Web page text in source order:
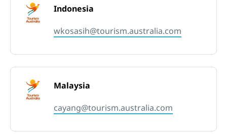
Indonesia
wkosasih@tourism.australia.com
Malaysia
cayang@tourism.australia.com